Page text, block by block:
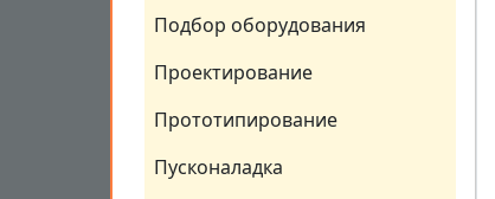
Подбор оборудования
Проектирование
Прототипирование
Пусконаладка